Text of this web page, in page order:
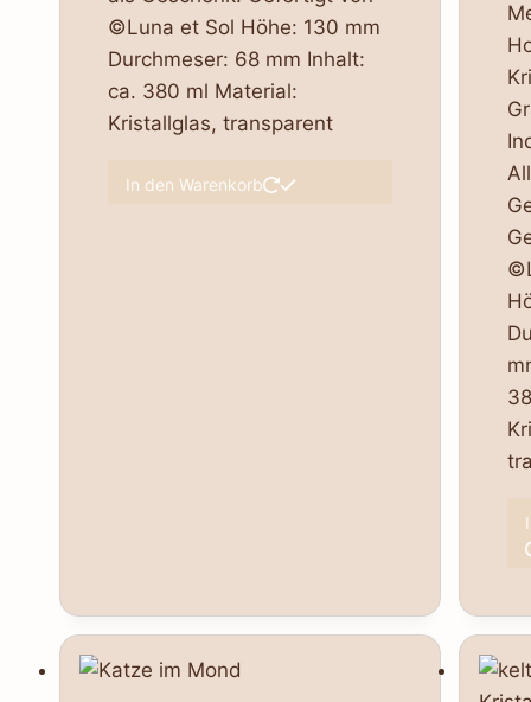
©Luna et Sol Höhe: 130 mm
Durchmeser: 68 mm Inhalt:
ca. 380 ml Material:
Kristallglas, transparent
In den Warenkorb